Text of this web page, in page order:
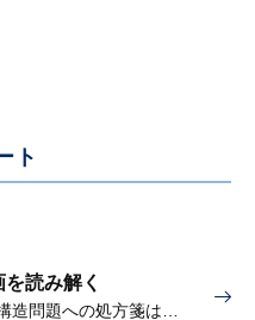
ト
読み解く